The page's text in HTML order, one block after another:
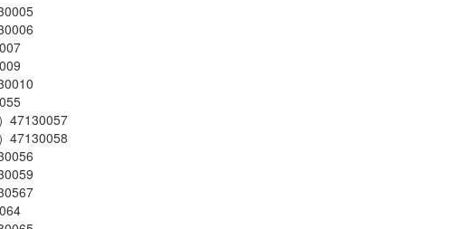
47130057
47130058